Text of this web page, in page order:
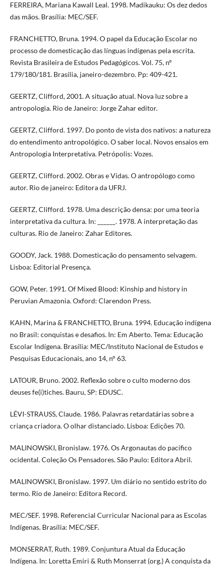
FERREIRA, Mariana Kawall Leal. 1998. Madikauku: Os dez dedos
das mãos. Brasília: MEC/SEF.
FRANCHETTO, Bruna. 1994. O papel da Educação Escolar no
processo de domesticação das línguas indígenas pela escrita.
Revista Brasileira de Estudos Pedagógicos. Vol. 75, nº
179/180/181. Brasília, janeiro-dezembro. Pp: 409-421.
GEERTZ, Clifford, 2001. A situação atual. Nova luz sobre a
antropologia. Rio de Janeiro: Jorge Zahar editor.
GEERTZ, Clifford. 1997. Do ponto de vista dos nativos: a natureza
do entendimento antropológico. O saber local. Novos ensaios em
Antropologia Interpretativa. Petrópolis: Vozes.
GEERTZ, Clifford. 2002. Obras e Vidas. O antropólogo como
autor. Rio de janeiro: Editora da UFRJ.
GEERTZ, Clifford. 1978. Uma descrição densa: por uma teoria
interpretativa da cultura. In: ______. 1978. A interpretação das
culturas. Rio de Janeiro: Zahar Editores.
GOODY, Jack. 1988. Domesticação do pensamento selvagem.
Lisboa: Editorial Presença.
GOW, Peter. 1991. Of Mixed Blood: Kinship and history in
Peruvian Amazonia. Oxford: Clarendon Press.
KAHN, Marina & FRANCHETTO, Bruna. 1994. Educação indígena
no Brasil: conquistas e desafios. In: Em Aberto. Tema: Educação
Escolar Indígena. Brasília: MEC/Instituto Nacional de Estudos e
Pesquisas Educacionais, ano 14, n° 63.
LATOUR, Bruno. 2002. Reflexão sobre o culto moderno dos
deuses fe(i)tiches. Bauru, SP: EDUSC.
LÉVI-STRAUSS, Claude. 1986. Palavras retardatárias sobre a
criança criadora. O olhar distanciado. Lisboa: Edições 70.
MALINOWSKI, Bronislaw. 1976. Os Argonautas do pacífico
ocidental. Coleção Os Pensadores. São Paulo: Editora Abril.
MALINOWSKI, Bronislaw. 1997. Um diário no sentido estrito do
termo. Rio de Janeiro: Editora Record.
MEC/SEF. 1998. Referencial Curricular Nacional para as Escolas
Indígenas. Brasília: MEC/SEF.
MONSERRAT, Ruth. 1989. Conjuntura Atual da Educação
Indígena. In: Loretta Emiri & Ruth Monserrat (org.) A conquista da